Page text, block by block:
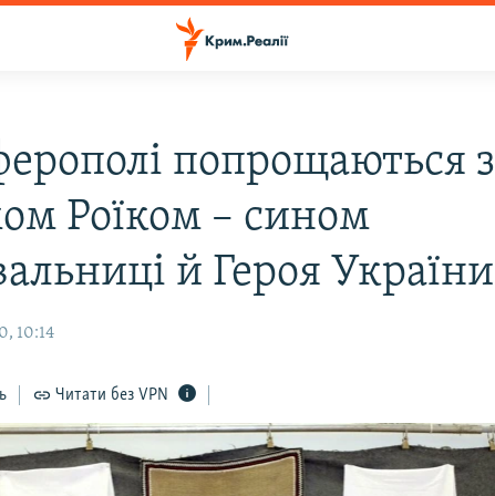
попрощаються з
Роїком – сином
й Героя України
10:14
Читати без VPN